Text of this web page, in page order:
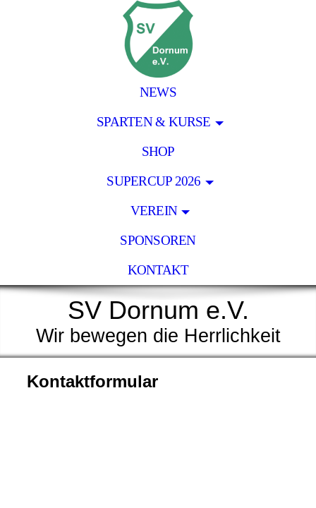
NEWS
SPARTEN & KURSE
SHOP
SUPERCUP 2026
VEREIN
SPONSOREN
KONTAKT
SV Dornum e.V.
Wir bewegen die Herrlichkeit
Kontaktformular